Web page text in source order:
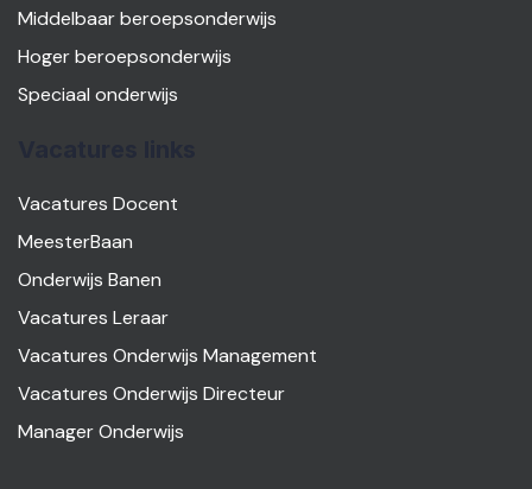
Middelbaar beroepsonderwijs
Hoger beroepsonderwijs
Speciaal onderwijs
Vacatures Docent
MeesterBaan
Onderwijs Banen
Vacatures Leraar
Vacatures Onderwijs Management
Vacatures Onderwijs Directeur
Manager Onderwijs